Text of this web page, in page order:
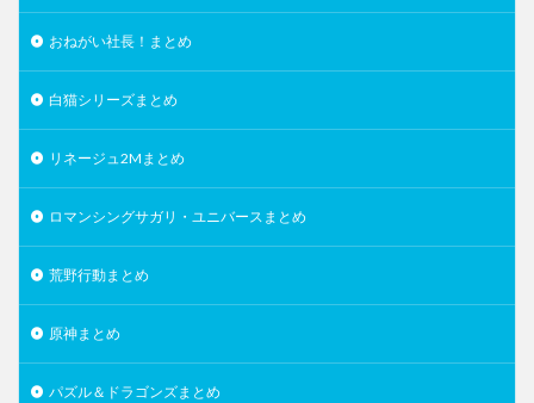
おねがい社長！まとめ
白猫シリーズまとめ
リネージュ2Mまとめ
ロマンシングサガリ・ユニバースまとめ
荒野行動まとめ
原神まとめ
パズル＆ドラゴンズまとめ